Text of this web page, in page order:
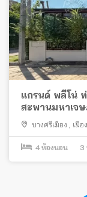
แกรนด์ พลีโน่
สะพานมหาเจ
บางศรีเมือง , เมื
4 ห้องนอน 3